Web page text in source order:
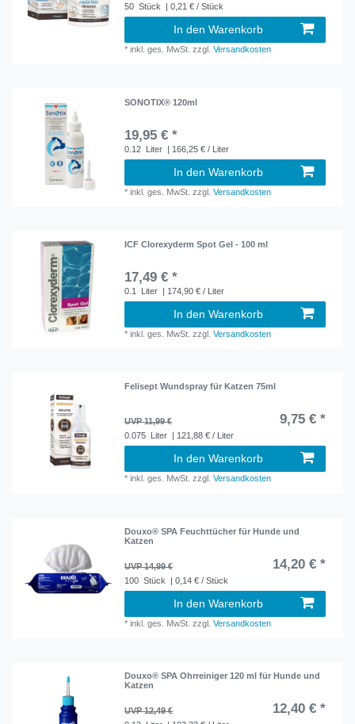
50 Stück | 0,21 € / Stück
In den Warenkorb
*inkl. ges. MwSt. zzgl.Versandkosten
SONOTIX® 120ml
19,95 € *
0.12 Liter | 166,25 € / Liter
In den Warenkorb
*inkl. ges. MwSt. zzgl.Versandkosten
ICF Clorexyderm Spot Gel - 100 ml
17,49 € *
0.1 Liter | 174,90 € / Liter
In den Warenkorb
*inkl. ges. MwSt. zzgl.Versandkosten
Felisept Wundspray für Katzen 75ml
UVP 11,99 € 9,75 € *
0.075 Liter | 121,88 € / Liter
In den Warenkorb
*inkl. ges. MwSt. zzgl.Versandkosten
Douxo® SPA Feuchttücher für Hunde und
Katzen
UVP 14,99 € 14,20 € *
100 Stück | 0,14 € / Stück
In den Warenkorb
*inkl. ges. MwSt. zzgl.Versandkosten
Douxo® SPA Ohrreiniger 120 ml für Hunde und
Katzen
UVP 12,49 € 12,40 € *